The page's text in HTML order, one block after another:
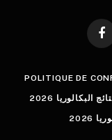
POLITIQUE DE
البكالوريا 2026